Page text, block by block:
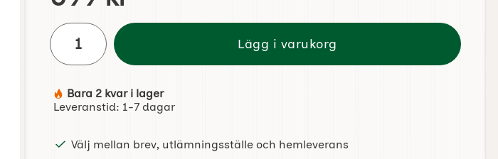
antal
Lägg i varukorg
Tillgänglighet:
Bara 2 kvar i lager
Leveranstid: 1-7 dagar
Välj mellan brev, utlämningsställe och hemleverans